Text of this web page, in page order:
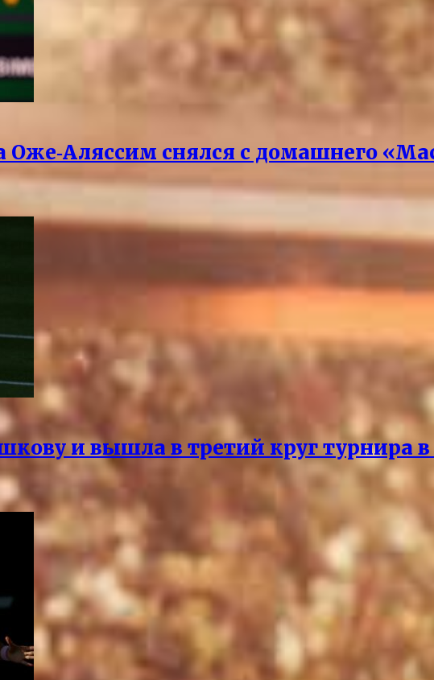
Оже‑Аляссим снялся с домашнего
и вышла в третий круг турнира в